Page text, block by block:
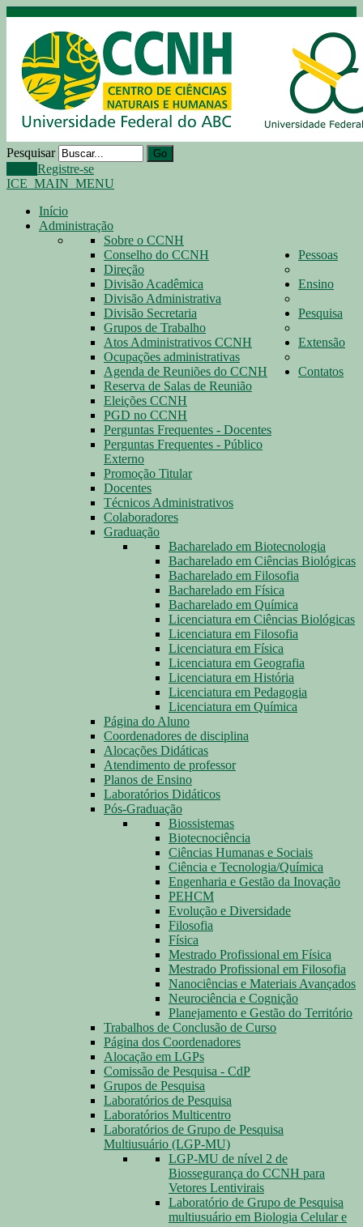
Pesquisar Go
Registre-se
ICE_MAIN_MENU
Início
Administração
Sobre o CCNH
Conselho do CCNH
Direção
Divisão Acadêmica
Divisão Administrativa
Divisão Secretaria
Grupos de Trabalho
Atos Administrativos CCNH
Ocupações administrativas
Agenda de Reuniões do CCNH
Reserva de Salas de Reunião
Eleições CCNH
PGD no CCNH
Perguntas Frequentes - Docentes
Perguntas Frequentes - Público
Externo
Promoção Titular
Pessoas
Docentes
Técnicos Administrativos
Colaboradores
Ensino
Graduação
Bacharelado em Biotecnologia
Bacharelado em Ciências Biológicas
Bacharelado em Filosofia
Bacharelado em Física
Bacharelado em Química
Licenciatura em Ciências Biológicas
Licenciatura em Filosofia
Licenciatura em Física
Licenciatura em Geografia
Licenciatura em História
Licenciatura em Pedagogia
Licenciatura em Química
Página do Aluno
Coordenadores de disciplina
Alocações Didáticas
Atendimento de professor
Planos de Ensino
Laboratórios Didáticos
Pós-Graduação
Biossistemas
Biotecnociência
Ciências Humanas e Sociais
Ciência e Tecnologia/Química
Engenharia e Gestão da Inovação
PEHCM
Evolução e Diversidade
Filosofia
Física
Mestrado Profissional em Física
Mestrado Profissional em Filosofia
Nanociências e Materiais Avançados
Neurociência e Cognição
Planejamento e Gestão do Território
Trabalhos de Conclusão de Curso
Página dos Coordenadores
Pesquisa
Alocação em LGPs
Comissão de Pesquisa - CdP
Grupos de Pesquisa
Laboratórios de Pesquisa
Laboratórios Multicentro
Laboratórios de Grupo de Pesquisa
Multiusuário (LGP-MU)
LGP-MU de nível 2 de
Biossegurança do CCNH para
Vetores Lentivirais
Laboratório de Grupo de Pesquisa
multiusuário em Biologia Celular e
Extensão
Contatos